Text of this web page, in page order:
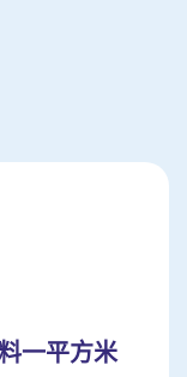
一平方米